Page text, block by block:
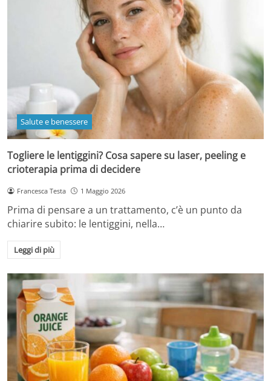
Salute e benessere
Togliere le lentiggini? Cosa sapere su laser, peeling e
crioterapia prima di decidere
Francesca Testa 1 Maggio 2026
Prima di pensare a un trattamento, c’è un punto da
chiarire subito: le lentiggini, nella…
Leggi di più